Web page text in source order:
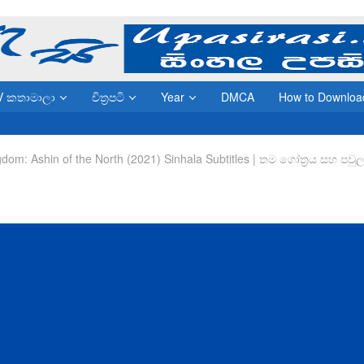
කතාමාලා චිත්‍රපටි Year DMCA How to
Ashin of the North (2021) Sinhala Subtitles | තම ගෝත්‍රය සහ පවුල